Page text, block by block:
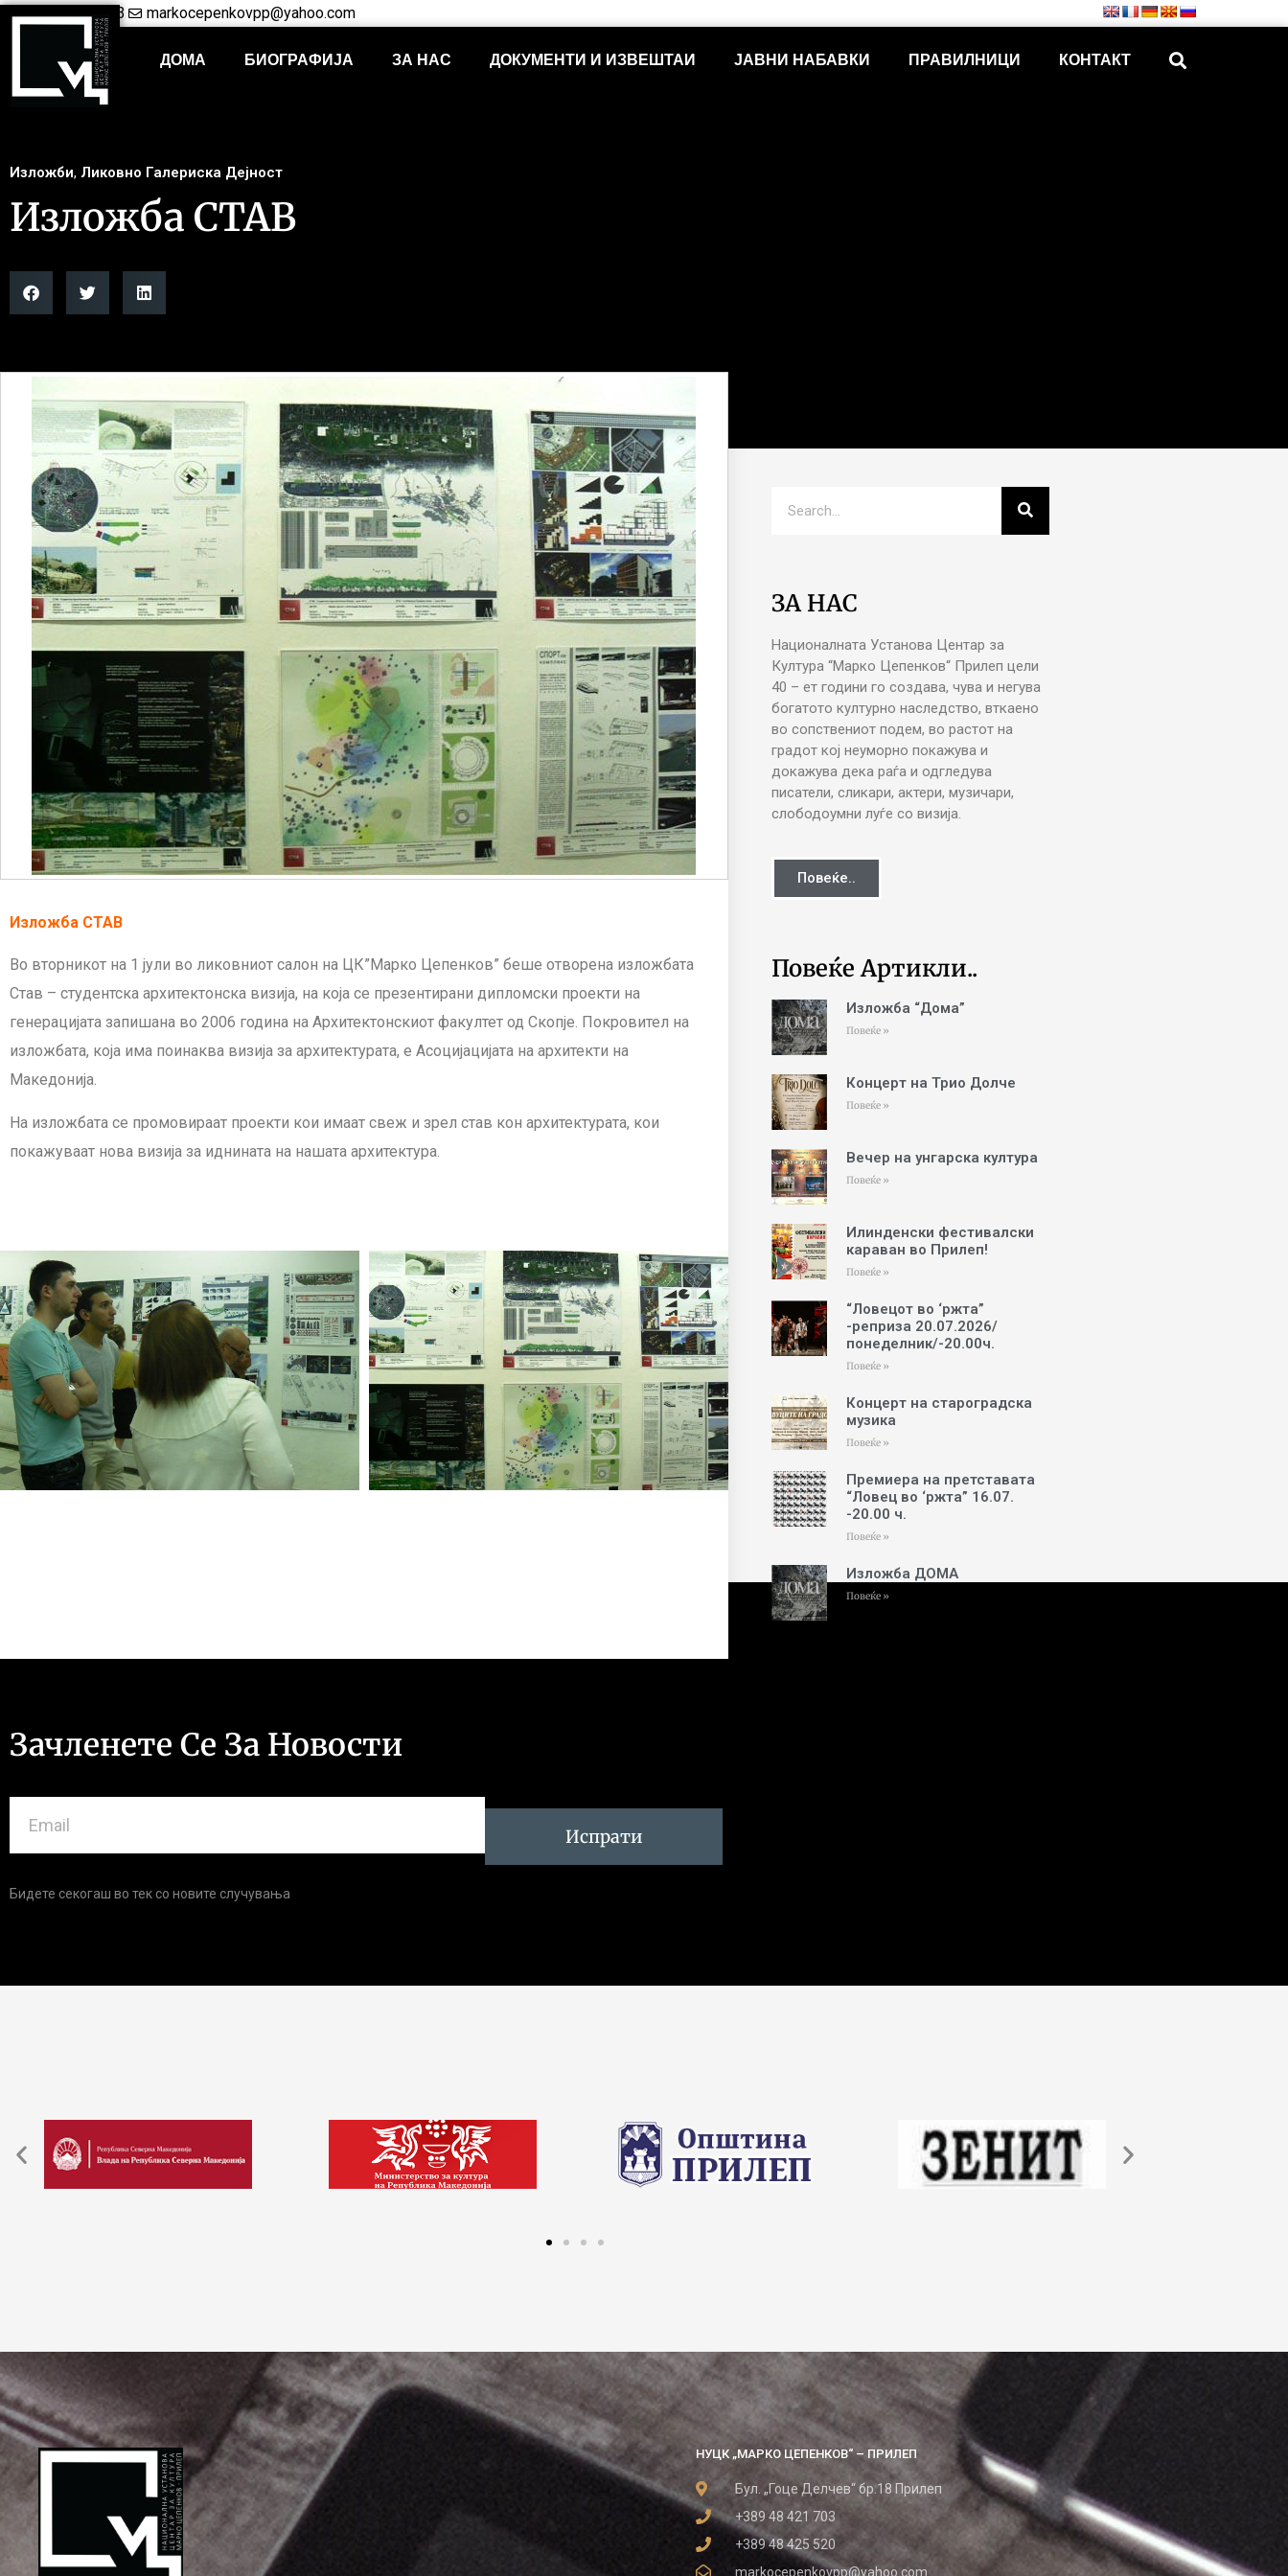
+38948421703 markocepenkovpp@yahoo.com
ДОМА БИОГРАФИЈА ЗА НАС ДОКУМЕНТИ И ИЗВЕШТАИ ЈАВНИ НАБАВКИ ПРАВИЛНИЦИ КОНТАКТ
Изложби, Ликовно Галериска Дејност
Изложба СТАВ
Изложба СТАВ
Во вторникот на 1 јули во ликовниот салон на ЦК”Марко Цепенков” беше отворена изложбата
Став – студентска архитектонска визија, на која се презентирани дипломски проекти на
генерацијата запишана во 2006 година на Архитектонскиот факултет од Скопје. Покровител на
изложбата, која има поинаква визија за архитектурата, е Асоцијацијата на архитекти на
Македонија.
На изложбата се промовираат проекти кои имаат свеж и зрел став кон архитектурата, кои
покажуваат нова визија за иднината на нашата архитектура.
ЗА НАС
Националната Установа Центар за
Култура “Марко Цепенков“ Прилеп цели
40 – ет години го создава, чува и негува
богатото културно наследство, вткаено
во сопствениот подем, во растот на
градот кој неуморно покажува и
докажува дека раѓа и одгледува
писатели, сликари, актери, музичари,
слободоумни луѓе со визија.
Повеќе..
Повеќе Артикли..
Изложба “Дома”
Повеќе »
Концерт на Трио Долче
Повеќе »
Вечер на унгарска култура
Повеќе »
Илинденски фестивалски
караван во Прилеп!
Повеќе »
“Ловецот во ‘ржта”
-реприза 20.07.2026/
понеделник/-20.00ч.
Повеќе »
Концерт на староградска
музика
Повеќе »
Премиера на претставата
“Ловец во ‘ржта” 16.07.
-20.00 ч.
Повеќе »
Изложба ДОМА
Повеќе »
Зачленете Се За Новости
Испрати
Бидете секогаш во тек со новите случувања
НУЦК „МАРКО ЦЕПЕНКОВ“ – ПРИЛЕП
Бул. „Гоце Делчев“ бр.18 Прилеп
+389 48 421 703
+389 48 425 520
markocepenkovpp@yahoo.com